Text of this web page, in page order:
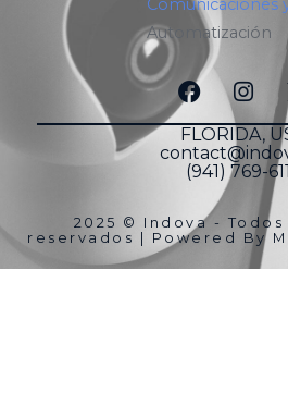
Comunicaciones
Automatización
FLORIDA,
(941) 769-
2025 © Indova -
reservados | Powered By